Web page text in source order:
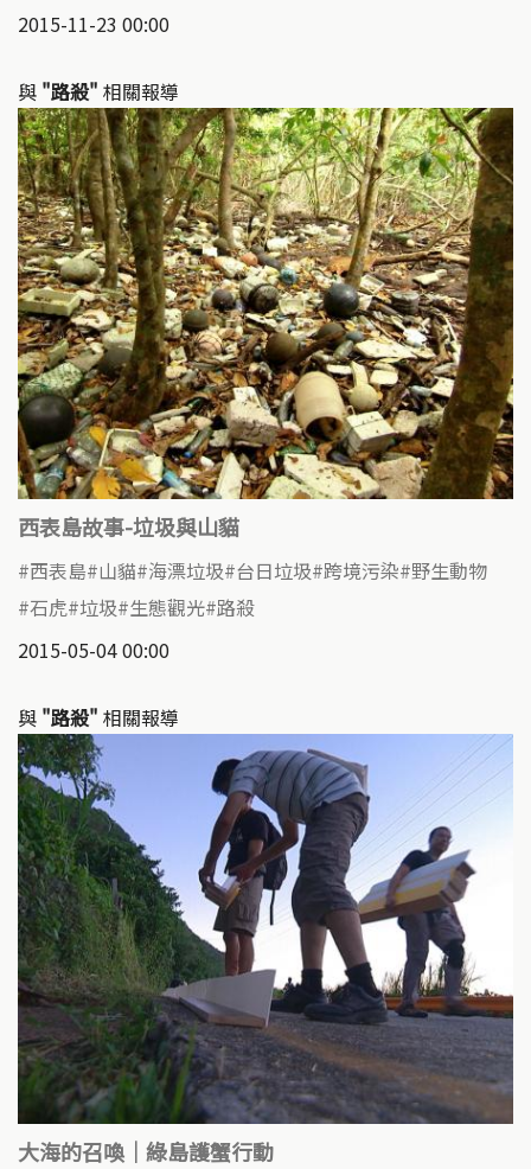
2015-11-23 00:00
與 "路殺" 相關報導
西表島故事-垃圾與山貓
西表島 山貓 海漂垃圾 台日垃圾 跨境污染 野生動物
石虎 垃圾 生態觀光 路殺
2015-05-04 00:00
與 "路殺" 相關報導
大海的召喚｜綠島護蟹行動